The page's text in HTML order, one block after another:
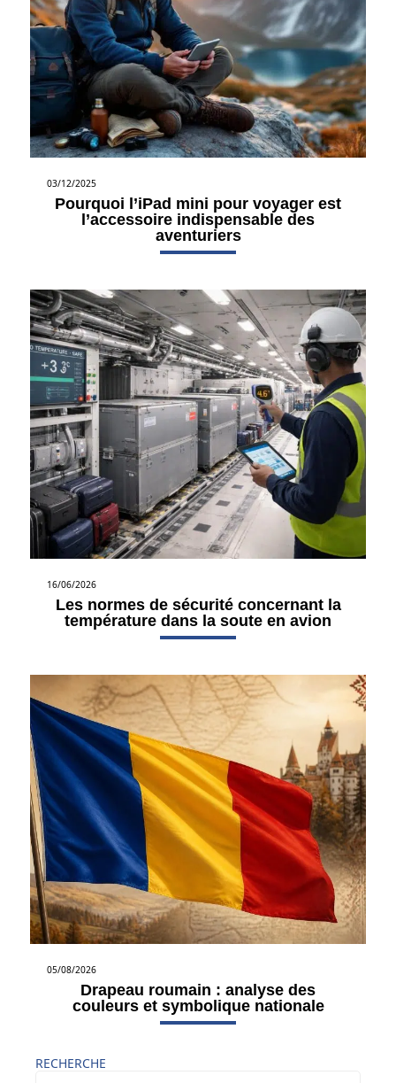
03/12/2025
Pourquoi l’iPad mini pour voyager est
l’accessoire indispensable des
aventuriers
16/06/2026
Les normes de sécurité concernant la
température dans la soute en avion
05/08/2026
Drapeau roumain : analyse des
couleurs et symbolique nationale
RECHERCHE